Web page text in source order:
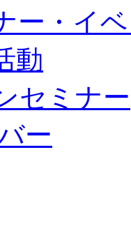
ー・イ
動
セミナー
ー